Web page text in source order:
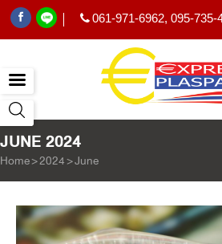
061-971-6962, 095-735-
JUNE 2024
Home>2024>June